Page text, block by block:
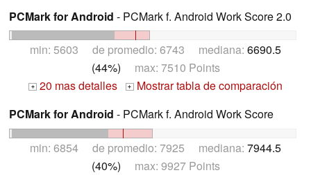
PCMark for Android - PCMark f. Android Work Score 2.0
min: 5603 de promedio: 6743 mediana: 6690.5
(44%) max: 7510 Points
+ 20 mas detalles + Mostrar tabla de comparación
PCMark for Android - PCMark f. Android Work Score
min: 6854 de promedio: 7925 mediana: 7944.5
(40%) max: 9927 Points